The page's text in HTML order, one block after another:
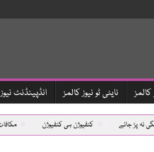
کالمز نایٹی ٹو نیوز کالمز انڈپینڈنٹ نیوز
نہ پڑ جائے کنفیوژن ہی کنفیوژن